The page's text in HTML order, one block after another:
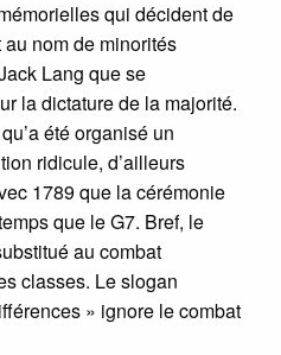
qui décident de
au nom de minorités
Lang que se
la dictature de la majorité.
été organisé un
ridicule, d’ailleurs
1789 que la cérémonie
que le G7. Bref, le
au combat
classes. Le slogan
» ignore le combat